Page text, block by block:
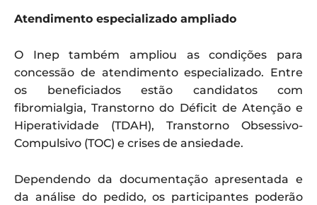
Atendimento especializado ampliado
O Inep também ampliou as condições para
concessão de atendimento especializado. Entre
os beneficiados estão candidatos com
fibromialgia, Transtorno do Déficit de Atenção e
Hiperatividade (TDAH), Transtorno Obsessivo-
Compulsivo (TOC) e crises de ansiedade.
Dependendo da documentação apresentada e
da análise do pedido, os participantes poderão